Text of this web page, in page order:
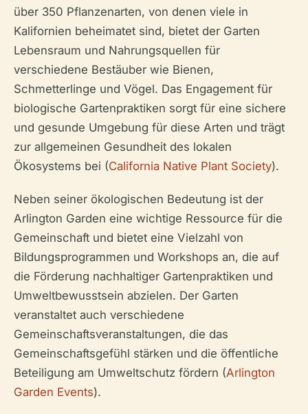
über 350 Pflanzenarten, von denen viele in
Kalifornien beheimatet sind, bietet der Garten
Lebensraum und Nahrungsquellen für
verschiedene Bestäuber wie Bienen,
Schmetterlinge und Vögel. Das Engagement für
biologische Gartenpraktiken sorgt für eine sichere
und gesunde Umgebung für diese Arten und trägt
zur allgemeinen Gesundheit des lokalen
Ökosystems bei (California Native Plant Society).
Neben seiner ökologischen Bedeutung ist der
Arlington Garden eine wichtige Ressource für die
Gemeinschaft und bietet eine Vielzahl von
Bildungsprogrammen und Workshops an, die auf
die Förderung nachhaltiger Gartenpraktiken und
Umweltbewusstsein abzielen. Der Garten
veranstaltet auch verschiedene
Gemeinschaftsveranstaltungen, die das
Gemeinschaftsgefühl stärken und die öffentliche
Beteiligung am Umweltschutz fördern (Arlington
Garden Events).